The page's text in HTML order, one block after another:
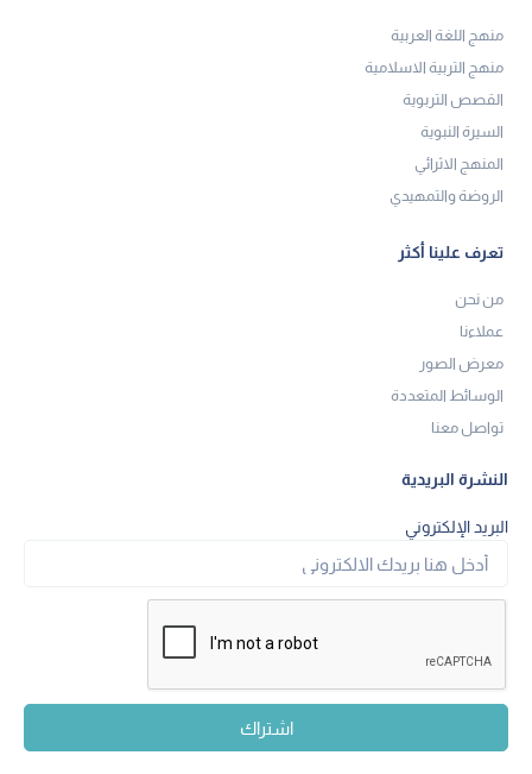
منهج اللغة العربية
منهج التربية الاسلامية
القصص التربوية
السيرة النبوية
المنهج الاثرائي
الروضة والتمهيدي
تعرف علينا أكثر
من نحن
عملاءنا
معرض الصور
الوسائط المتعددة
تواصل معنا
النشرة البريدية
البريد الإلكتروني
اشتراك